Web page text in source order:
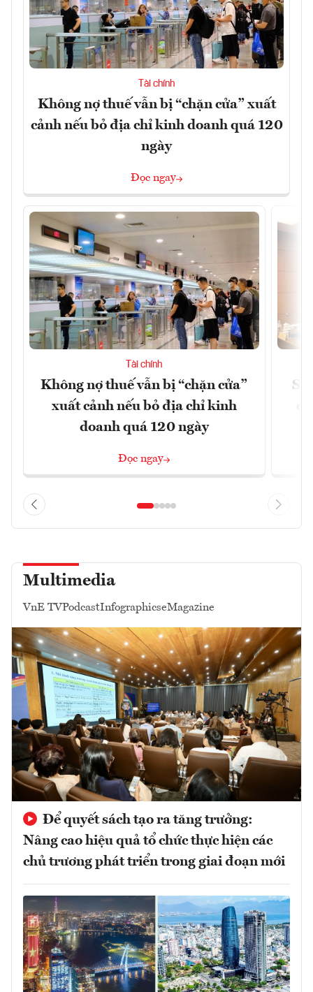
Tài chính
Không nợ thuế vẫn bị “chặn cửa” xuất
cảnh nếu bỏ địa chỉ kinh doanh quá 120
ngày
Đọc ngay
Tài chính
Không nợ thuế vẫn bị “chặn cửa”
xuất cảnh nếu bỏ địa chỉ kinh
doanh quá 120 ngày
Đọc ngay
Multimedia
VnE TVPodcastInfographicseMagazine
Để quyết sách tạo ra tăng trưởng:
Nâng cao hiệu quả tổ chức thực hiện các
chủ trương phát triển trong giai đoạn mới